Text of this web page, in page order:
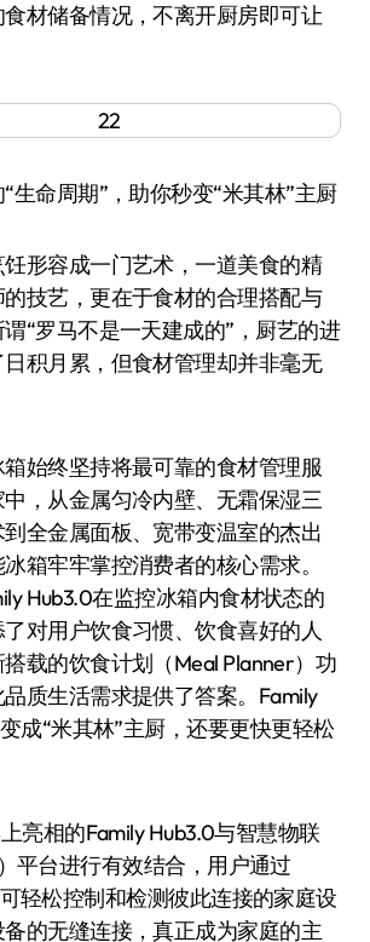
材储备情况，不离开厨房即可让
命周期”，助你秒变“米其林”主厨
容成一门艺术，一道美食的精
技艺，更在于食材的合理搭配与
“罗马不是一天建成的”，厨艺的进
积月累，但食材管理却并非毫无
终坚持将最可靠的食材管理服
，从金属匀冷内壁、无霜保湿三
全金属面板、宽带变温室的杰出
箱牢牢掌控消费者的核心需求。
Hub3.0在监控冰箱内食材状态的
对用户饮食习惯、饮食喜好的人
载的饮食计划（Meal Planner）功
质生活需求提供了答案。Family
成“米其林”主厨，还要更快更轻松
相的Family Hub3.0与智慧物联
平台进行有效结合，用户通过
轻松控制和检测彼此连接的家庭设
的无缝连接，真正成为家庭的主